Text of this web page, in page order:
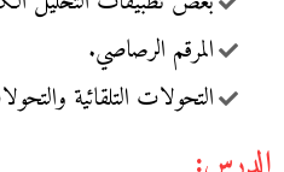
المرقم الرصاصي.
التحولات التلقائية